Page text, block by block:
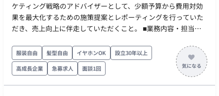
ケティング戦略のアドバイザーとして、少額予算から費用対効
果を最大化するための施策提案とレポーティングを行っていた
だき、売上向上に伴走していただくこと。 ■業務内容・担当工
関するアドバイザリー業務 ・月1回（または週1回で月合計4時
間程度）のミーティングを通じた戦略のすり合わせ ・依頼に応
じた分析業務およびレポート作成 ■チーム体制： ・EC担当者：
1名 ■開発環境： ・プログラミング言語：特になし ・FW：特に
服装自由 髪型自由 イヤホンOK
設立30年以上
高成長企業
急募求人 面談1回